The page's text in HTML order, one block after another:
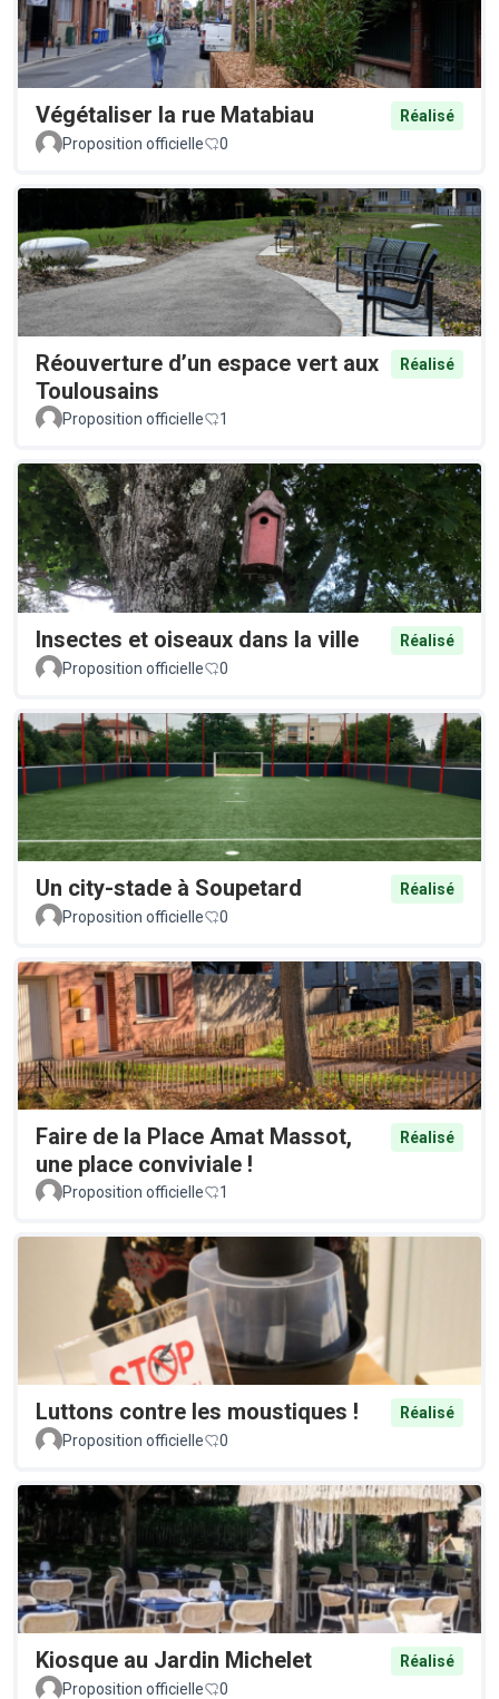
Végétaliser la rue Matabiau
Réalisé
Proposition officielle
0
Réouverture d’un espace vert aux
Toulousains
Réalisé
Proposition officielle 1
Insectes et oiseaux dans la ville
Réalisé
Proposition officielle
0
Un city-stade à Soupetard
Réalisé
Proposition officielle
0
Faire de la Place Amat Massot,
une place conviviale !
Réalisé
Proposition officielle 1
Luttons contre les moustiques !
Réalisé
Proposition officielle
0
Kiosque au Jardin Michelet
Réalisé
Proposition officielle
0